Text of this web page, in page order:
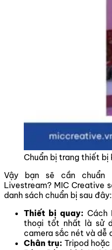
Chuẩn bị trang thiết bị
Vậy bạn sẽ cần
Livestream? MIC Creative
danh sách chuẩn bị sau đây:
Thiết bị quay: Cách
thoại tốt nhất là sử
camera sắc nét và dễ
Chân trụ: Tripod hoặc